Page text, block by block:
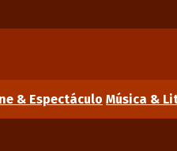
& Espectáculo Música &